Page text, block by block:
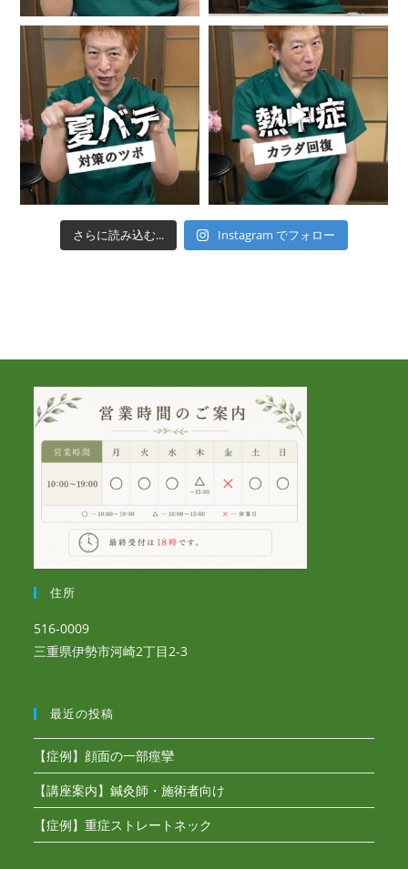
さらに読み込む... Instagram でフォロー
住所
516-0009
三重県伊勢市河崎2丁目2-3
最近の投稿
【症例】顔面の一部痙攣
【講座案内】鍼灸師・施術者向け
【症例】重症ストレートネック